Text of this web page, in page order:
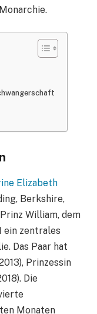
Elizabeth
Berkshire,
William, dem
ein zentrales
Das Paar hat
Prinzessin
Die
Monaten